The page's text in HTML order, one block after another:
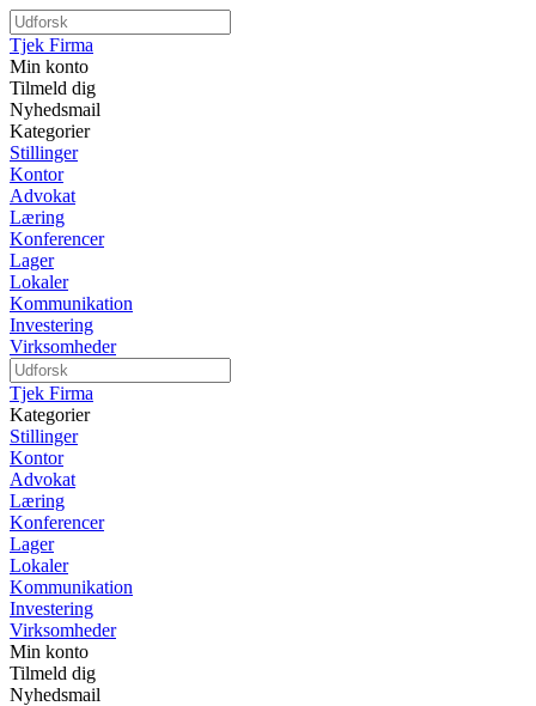
Tjek Firma
Min konto
Tilmeld dig
Nyhedsmail
Kategorier
Stillinger
Kontor
Advokat
Læring
Konferencer
Lager
Lokaler
Kommunikation
Investering
Virksomheder
Tjek Firma
Kategorier
Stillinger
Kontor
Advokat
Læring
Konferencer
Lager
Lokaler
Kommunikation
Investering
Virksomheder
Min konto
Tilmeld dig
Nyhedsmail